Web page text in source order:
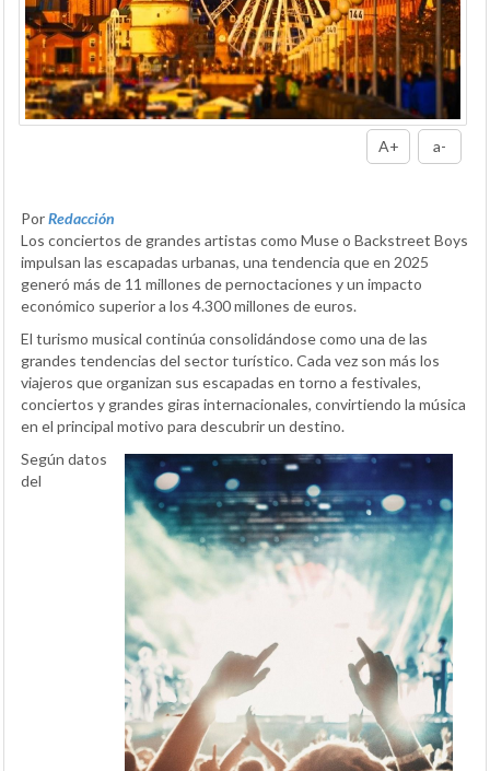
A+ a-
PorRedacción
Los conciertos de grandes artistas como Muse o Backstreet Boys
impulsan las escapadas urbanas, una tendencia que en 2025
generó más de 11 millones de pernoctaciones y un impacto
económico superior a los 4.300 millones de euros.
El turismo musical continúa consolidándose como una de las
grandes tendencias del sector turístico. Cada vez son más los
viajeros que organizan sus escapadas en torno a festivales,
conciertos y grandes giras internacionales, convirtiendo la música
en el principal motivo para descubrir un destino.
Según datos
del